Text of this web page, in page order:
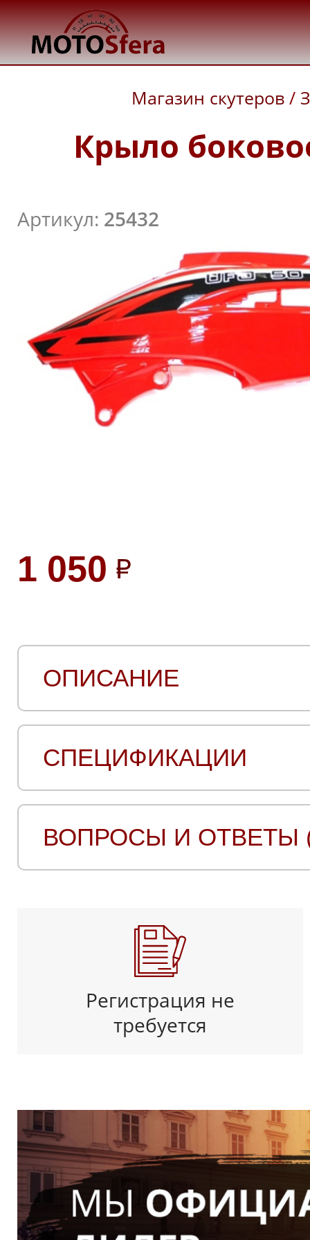
Магазин скутеров /
Крыло
Артикул: 25432
1 050
ОПИСАНИЕ
СПЕЦИФИКАЦИИ
ВОПРОСЫ И ОТВЕТЫ
Регистрация не
требуется